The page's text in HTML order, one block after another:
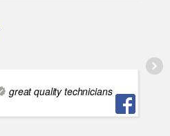
great quality technicians